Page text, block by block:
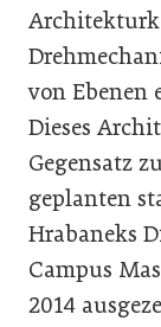
von Ebenen
Dieses
Gegensatz
geplanten
Hrabaneks
Campus
2014